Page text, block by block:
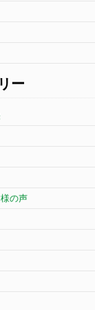
ー
の声